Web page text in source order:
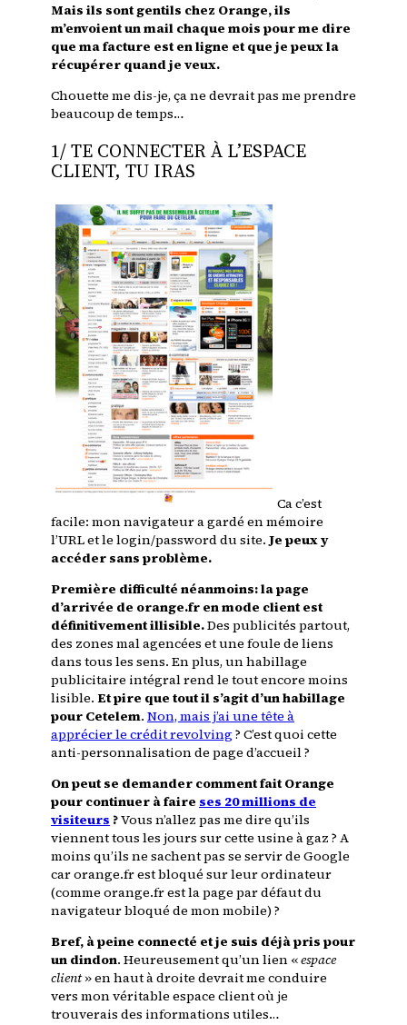
Mais ils sont gentils chez Orange, ils
m’envoient un mail chaque mois pour me dire
que ma facture est en ligne et que je peux la
récupérer quand je veux.
Chouette me dis-je, ça ne devrait pas me prendre
beaucoup de temps…
1/ TE CONNECTER À L’ESPACE
CLIENT, TU IRAS
Ca c’est
facile: mon navigateur a gardé en mémoire
l’URL et le login/password du site. Je peux y
accéder sans problème.
Première difficulté néanmoins: la page
d’arrivée de orange.fr en mode client est
définitivement illisible.Des publicités partout,
des zones mal agencées et une foule de liens
dans tous les sens. En plus, un habillage
publicitaire intégral rend le tout encore moins
lisible. Et pire que tout il s’agit d’un habillage
pour Cetelem. Non, mais j’ai une tête à
apprécier le crédit revolving? C’est quoi cette
anti-personnalisation de page d’accueil ?
On peut se demander comment fait Orange
pour continuer à faire ses 20 millions de
visiteurs ?Vous n’allez pas me dire qu’ils
viennent tous les jours sur cette usine à gaz ? A
moins qu’ils ne sachent pas se servir de Google
car orange.fr est bloqué sur leur ordinateur
(comme orange.fr est la page par défaut du
navigateur bloqué de mon mobile) ?
Bref, à peine connecté et je suis déjà pris pour
un dindon. Heureusement qu’un lien «espace
client» en haut à droite devrait me conduire
vers mon véritable espace client où je
trouverais des informations utiles…